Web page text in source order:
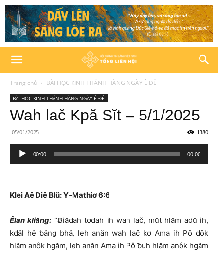
Trang chủ BÀI HỌC KINH THÁNH HÀNG NGÀY Ê ĐÊ
BÀI HỌC KINH THÁNH HÀNG NGÀY Ê ĐÊ
Wah lač Kpă Sĭt – 5/1/2025
05/01/2025 1380
Trình
phát
00:00 00:00
Klei Aê Diê Blŭ: Y‑Mathiơ 6:6
Êlan kliăng: “Ƀiădah tơdah ih wah lač, mŭt hlăm adŭ ih,
kđăl hĕ ƀăng bhă, leh anăn wah lač kơ Ama ih Pô dôk
hlăm anôk hgăm, leh anăn Ama ih Pô ƀuh hlăm anôk hgăm